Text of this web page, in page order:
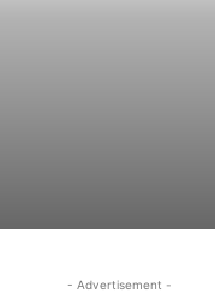
- Advertisement -